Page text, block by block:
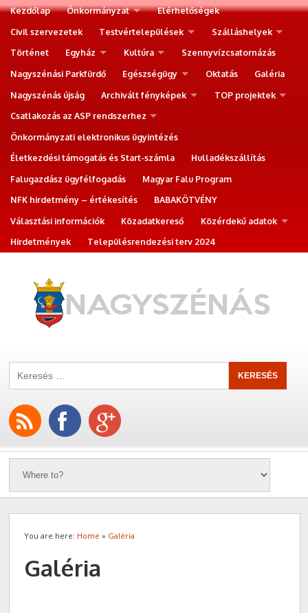
Kezdőlap Önkormányzat
Elérhetőségek
Civil szervezetek
Testvértelepülések
Szálláshelyek
Történet
Egyház Kultúra
Szennyvízcsatornázás
Nagyszénási Parkfürdő
Egészségügy Oktatás
Galéria
Nagyszénás újság
Archivált fényképek
TOP projektek
Csatlakozás az ASP rendszerhez
Önkormányzati elektronikus ügyintézés
Életkezdési támogatás és Start-számla
Hulladékszállítás
Falugazdász ügyfélfogadás
Magyar Falu Program
NFK hirdetmény – értékesítés
BABAKÖTVÉNY
Választási információk
Közadatkereső
Közérdekű adatok
Hirdetmények
Településrendezési terv 2024
You are here: Home » Galéria
Galéria